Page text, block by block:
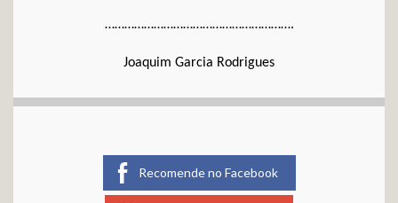
………………………………………………….
Joaquim Garcia Rodrigues
Recomende no Facebook